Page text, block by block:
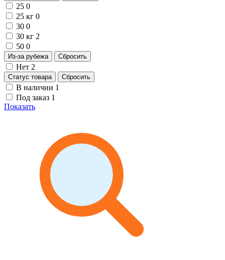
25 0
25 кг 0
30 0
30 кг 2
50 0
Из-за рубежа Сбросить
Нет 2
Статус товара Сбросить
В наличии 1
Под заказ 1
Показать